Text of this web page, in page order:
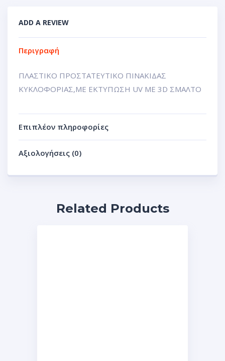
ADD A REVIEW
Περιγραφή
ΠΛΑΣΤΙΚΟ ΠΡΟΣΤΑΤΕΥΤΙΚΟ ΠΙΝΑΚΙΔΑΣ
ΚΥΚΛΟΦΟΡΙΑΣ,ΜΕ ΕΚΤΥΠΩΣΗ UV ΜΕ 3D ΣΜΑΛΤΟ
Επιπλέον πληροφορίες
Αξιολογήσεις (0)
Related Products